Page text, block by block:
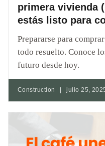
primera vivienda
estás listo para
Prepararse para
todo resuelto. Conoce
futuro desde hoy.
Construction | julio 25,